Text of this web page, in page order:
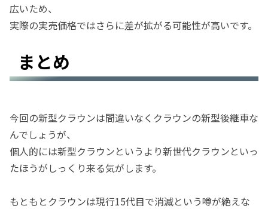
広いため、
実際の実売価格ではさらに差が拡がる可能性が高いです。
まとめ
今回の新型クラウンは間違いなくクラウンの新型後継車な
んでしょうが、
個人的には新型クラウンというより新世代クラウンといっ
たほうがしっくり来る気がします。
もともとクラウンは現行15代目で消滅という噂が絶えな